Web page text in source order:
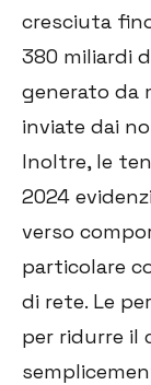
cresciuta
380 miliardi
generato da
inviate dai
Inoltre, le
2024
verso
particolare
di rete. Le
per ridurre il